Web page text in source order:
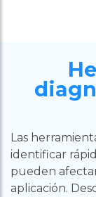
Las
identificar
pueden
aplicación.